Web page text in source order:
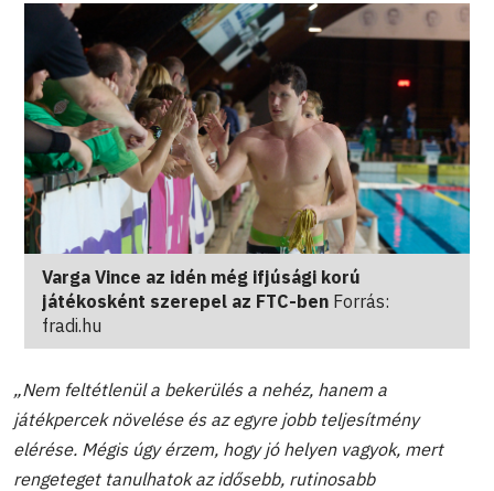
Varga Vince az idén még ifjúsági korú
játékosként szerepel az FTC-ben Forrás:
fradi.hu
„Nem feltétlenül a bekerülés a nehéz, hanem a
játékpercek növelése és az egyre jobb teljesítmény
elérése. Mégis úgy érzem, hogy jó helyen vagyok, mert
rengeteget tanulhatok az idősebb, rutinosabb